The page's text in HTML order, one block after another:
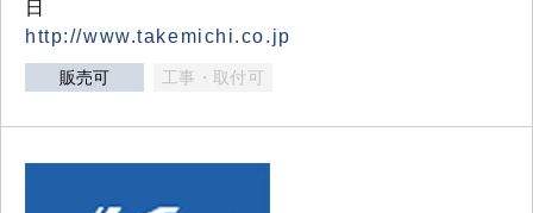
日
http://www.takemichi.co.jp
販売可 工事・取付可